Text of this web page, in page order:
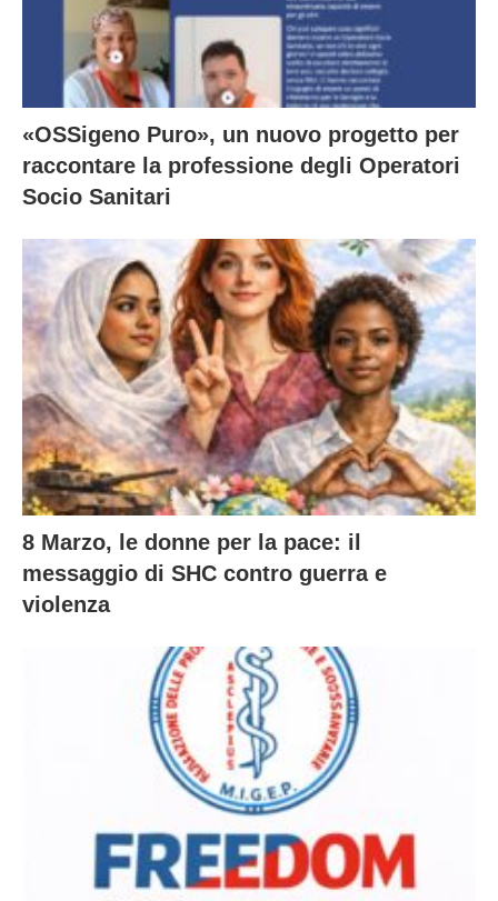
«OSSigeno Puro», un nuovo progetto per
raccontare la professione degli Operatori
Socio Sanitari
8 Marzo, le donne per la pace: il
messaggio di SHC contro guerra e
violenza